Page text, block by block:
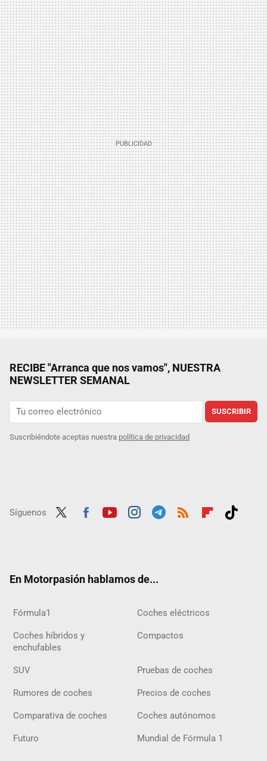
RECIBE "Arranca que nos vamos", NUESTRA
NEWSLETTER SEMANAL
SUSCRIBIR
Suscribiéndote aceptas nuestra política de privacidad
Síguenos
En Motorpasión hablamos de...
Fórmula1 Coches eléctricos
Coches híbridos y
enchufables
Compactos
SUV Pruebas de coches
Rumores de coches Precios de coches
Comparativa de coches Coches autónomos
Futuro Mundial de Fórmula 1